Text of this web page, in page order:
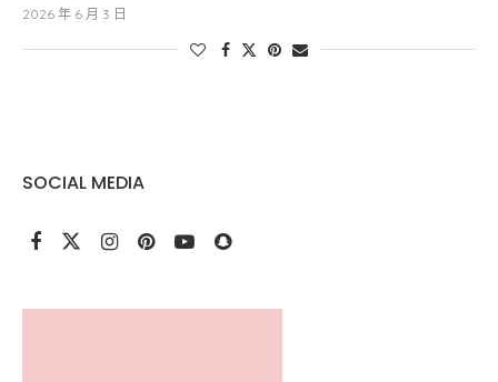
2026 年 6 月 3 日
SOCIAL MEDIA